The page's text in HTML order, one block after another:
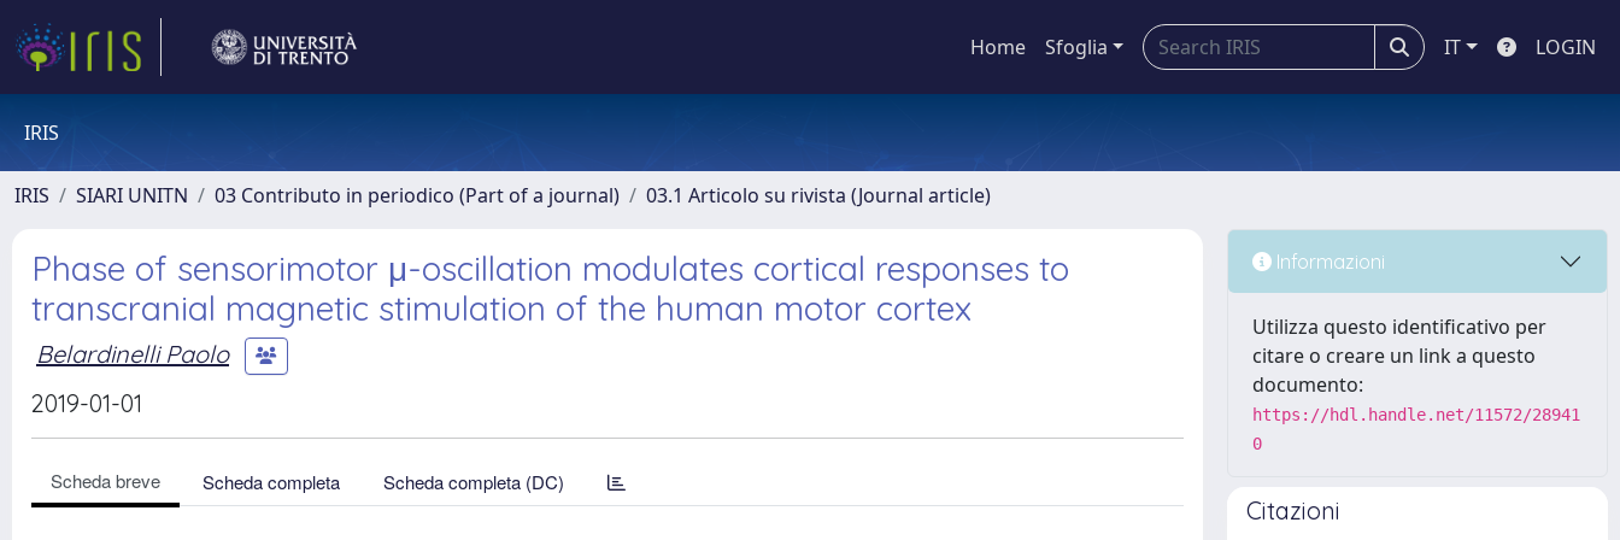
Home Sfoglia IT LOGIN
IRIS
IRIS SIARI UNITN 03 Contributo in periodico (Part of a journal) 03.1 Articolo su rivista (Journal article)
Phase of sensorimotor μ-oscillation modulates cortical responses to
transcranial magnetic stimulation of the human motor cortex
Belardinelli Paolo
2019-01-01
Scheda breve Scheda completa Scheda completa (DC)
Informazioni
Utilizza questo identificativo per
citare o creare un link a questo
documento:
https://hdl.handle.net/11572/28941
0
Citazioni